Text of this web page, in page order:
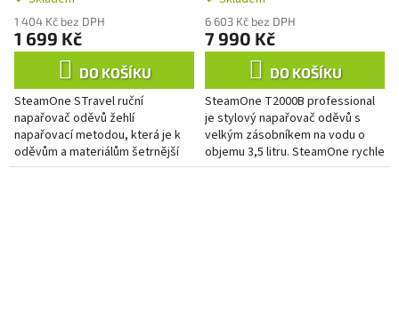
1 404 Kč bez DPH
1 699 Kč
DO KOŠÍKU
SteamOne STravel ruční
napařovač oděvů žehlí
napařovací metodou, která je k
oděvům a materiálům šetrnější
než klasická žehlička. Napařovač
6 603 Kč bez DPH
7 990 Kč
DO KOŠÍKU
SteamOne T2000B professional
je stylový napařovač oděvů s
velkým zásobníkem na vodu o
objemu 3,5 litru. SteamOne rychle
a snadno upraví oděvy párou o